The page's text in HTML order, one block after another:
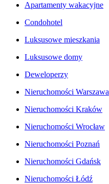
Apartamenty wakacyjne
Condohotel
Luksusowe mieszkania
Luksusowe domy
Deweloperzy
Nieruchomości Warszawa
Nieruchomości Kraków
Nieruchomości Wrocław
Nieruchomości Poznań
Nieruchomości Gdańsk
Nieruchomości Łódź